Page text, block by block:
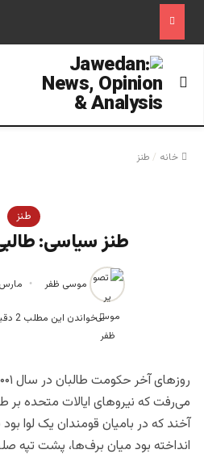
جستجو برای
خانه / طنز
طنز
طنز سیاسی:
موسی ظفر مارس 14,
خواندن این مطلب 2 دقیقه زمان میبرد
می‌رفت که نیروهای ایالات متحده بر
آخند که در بامیان قومندان یک لوا
انداخته بود میان برف‌ها، پشت تپه